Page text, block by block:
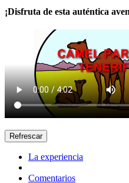
¡Disfruta de esta auténtica
La experiencia
Comentarios